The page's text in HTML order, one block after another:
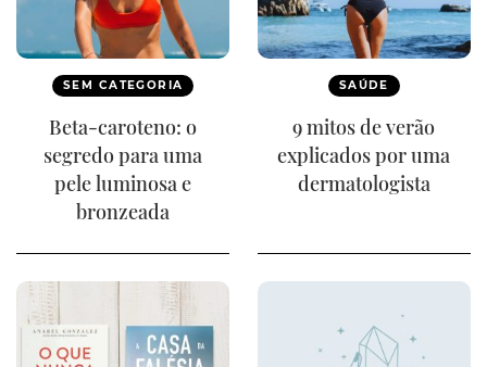
SEM CATEGORIA
Beta-caroteno: o
segredo para uma
pele luminosa e
bronzeada
SAÚDE
9 mitos de verão
explicados por uma
dermatologista